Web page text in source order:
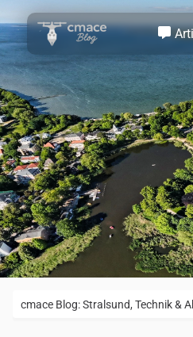
cmace Blog: Stralsund, Technik &